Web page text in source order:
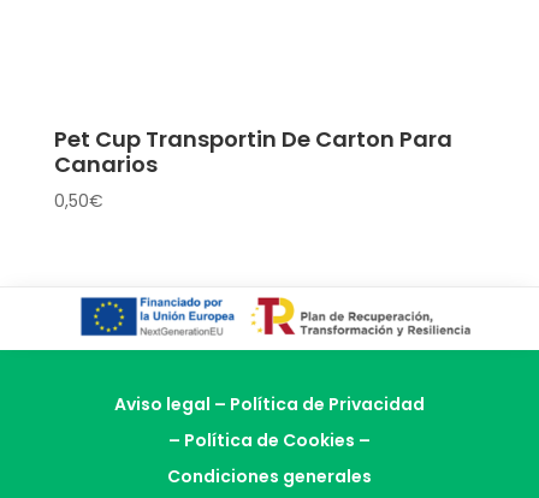
Pet Cup Transportin De Carton Para
Canarios
0,50€
Aviso legal – Política de Privacidad
– Política de Cookies –
Condiciones generales